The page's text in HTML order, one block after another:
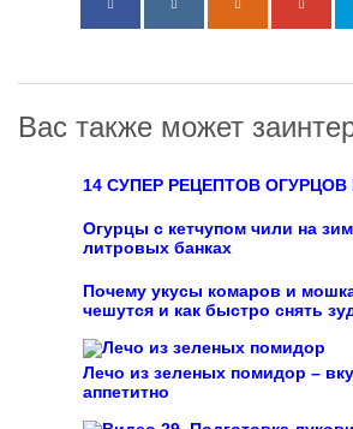
Вас также может
14 СУПЕР РЕЦЕПТОВ ОГУРЦОВ
Огурцы с кетчупом чили на
литровых банках
Почему укусы комаров и
чешутся и как быстро снять
Лечо из зеленых помидор –
аппетитно